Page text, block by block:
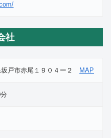
社
坂戸市赤尾１９０４ー２ MAP